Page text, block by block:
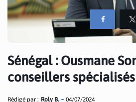
Sénégal : Ousmane
conseillers spécialisés
Rédigé par : Roly B. 04/07/2024